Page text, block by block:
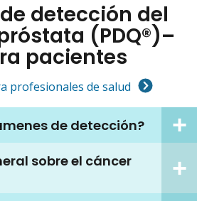
detección del
(PDQ®)–
pacientes
profesionales de salud
de detección?
sobre el cáncer